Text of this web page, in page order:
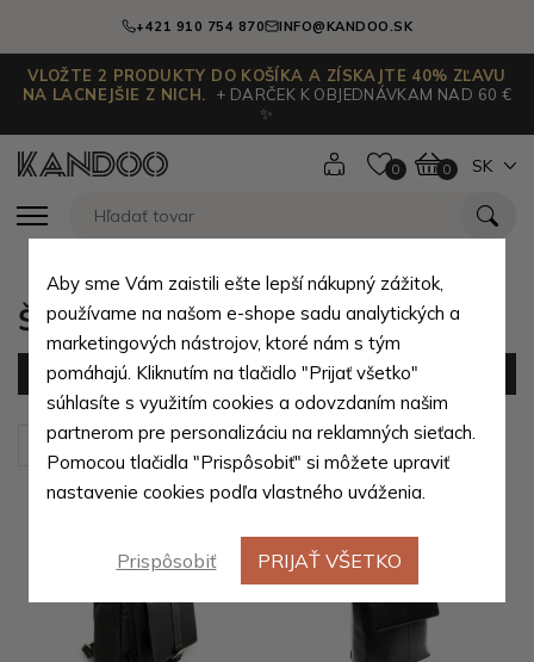
+421 910 754 870 INFO@KANDOO.SK
VLOŽTE 2 PRODUKTY DO KOŠÍKA A ZÍSKAJTE 40% ZĽAVU
NA LACNEJŠIE Z NICH.
+ DARČEK K OBJEDNÁVKAM NAD 60 €
✨
0 0 SK
Študentské pánske batohy
Filter (5 produktov)
Zoradiť podľa: Predvolené
Aby sme Vám zaistili ešte lepší nákupný zážitok,
používame na našom e-shope sadu analytických a
marketingových nástrojov, ktoré nám s tým
pomáhajú. Kliknutím na tlačidlo "Prijať všetko"
súhlasíte s využitím cookies a odovzdaním našim
partnerom pre personalizáciu na reklamných sieťach.
Pomocou tlačidla "Prispôsobiť" si môžete upraviť
nastavenie cookies podľa vlastného uváženia.
Prispôsobiť PRIJAŤ VŠETKO